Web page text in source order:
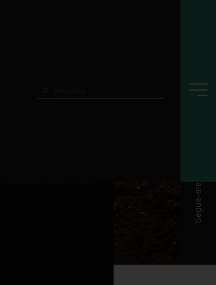
Segue-me